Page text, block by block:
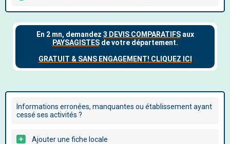
Informations erronées, manquantes ou établissement ayant
cessé ses activités ?
Ajouter une fiche locale